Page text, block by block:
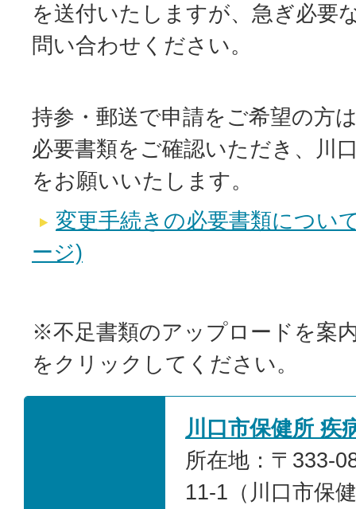
を送付いたしますが、急ぎ必要
問い合わせください。
持参・郵送で申請をご希望の方
必要書類をご確認いただき、川
をお願いいたします。
変更手続きの必要書類につい
ージ)
※不足書類のアップロードを案
をクリックしてください。
川口市保健所 疾
所在地：〒333-
11-1（川口市保